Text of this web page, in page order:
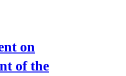
on
of the